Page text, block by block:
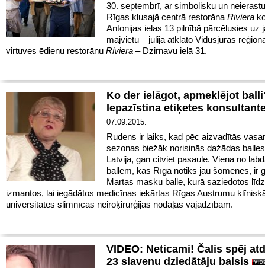
30. septembrī, ar simbolisku un
Rīgas klusajā centrā restorāna Riviera
Antonijas ielas 13 pilnībā pārcēlusies uz
mājvietu – jūlijā atklāto Vidusjūras
virtuves ēdienu restorānu Riviera – Dzirnavu ielā 31.
Ko der ielāgot, apmeklējot
Iepazīstina etiķetes
07.09.2015.
Rudens ir laiks, kad pēc aizvadītās
sezonas biežāk norisinās dažādas
Latvijā, gan citviet pasaulē. Viena no
ballēm, kas Rīgā notiks jau šomēnes, ir
Martas masku balle, kurā saziedotos
izmantos, lai iegādātos medicīnas iekārtas Rīgas Austrumu
universitātes slimnīcas neiroķirurģijas nodaļas vajadzībām.
VIDEO: Neticami! Čalis spēj
23 slavenu dziedātāju balsis